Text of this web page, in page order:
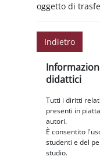
oggetto di
Indietro
Blocchi
didattici
Tutti i diritti
presenti in
autori.
È consentito
studenti e del
studio.